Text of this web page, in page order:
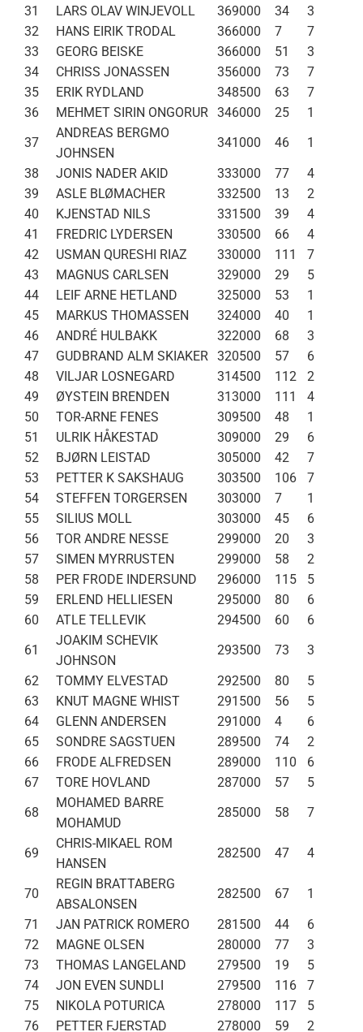
31
LARS OLAV WINJEVOLL 369000 34
3
32
HANS EIRIK TRODAL 366000 7
7
33
GEORG BEISKE 366000 51
3
34
CHRISS JONASSEN 356000 73
7
35
ERIK RYDLAND 348500 63
7
36
MEHMET SIRIN ONGORUR 346000 25
1
37
ANDREAS BERGMO
JOHNSEN
341000 46
1
38
JONIS NADER AKID 333000 77
4
39
ASLE BLØMACHER 332500 13
2
40
KJENSTAD NILS 331500 39
4
41
FREDRIC LYDERSEN 330500 66
4
42
USMAN QURESHI RIAZ 330000 111
7
43
MAGNUS CARLSEN 329000 29
5
44
LEIF ARNE HETLAND 325000 53
1
45
MARKUS THOMASSEN 324000 40
1
46
ANDRÉ HULBAKK 322000 68
3
47
GUDBRAND ALM SKIAKER 320500 57
6
48
VILJAR LOSNEGARD 314500 112
2
49
ØYSTEIN BRENDEN 313000 111
4
50
TOR-ARNE FENES 309500 48
1
51
ULRIK HÅKESTAD 309000 29
6
52
BJØRN LEISTAD 305000 42
7
53
PETTER K SAKSHAUG 303500 106
7
54
STEFFEN TORGERSEN 303000 7
1
55
SILIUS MOLL 303000 45
6
56
TOR ANDRE NESSE 299000 20
3
57
SIMEN MYRRUSTEN 299000 58
2
58
PER FRODE INDERSUND 296000 115
5
59
ERLEND HELLIESEN 295000 80
6
60
ATLE TELLEVIK 294500 60
6
61
JOAKIM SCHEVIK
JOHNSON
293500 73
3
62
TOMMY ELVESTAD 292500 80
5
63
KNUT MAGNE WHIST 291500 56
5
64
GLENN ANDERSEN 291000 4
6
65
SONDRE SAGSTUEN 289500 74
2
66
FRODE ALFREDSEN 289000 110
6
67
TORE HOVLAND 287000 57
5
68
MOHAMED BARRE
MOHAMUD
285000 58 7
69
CHRIS-MIKAEL ROM
HANSEN
282500 47 4
70
REGIN BRATTABERG
ABSALONSEN
282500 67
1
71
JAN PATRICK ROMERO 281500 44
6
72
MAGNE OLSEN 280000 77
3
73
THOMAS LANGELAND 279500 19
5
74
JON EVEN SUNDLI 279500 116
7
75
NIKOLA POTURICA 278000 117
5
76
PETTER FJERSTAD 278000 59 2